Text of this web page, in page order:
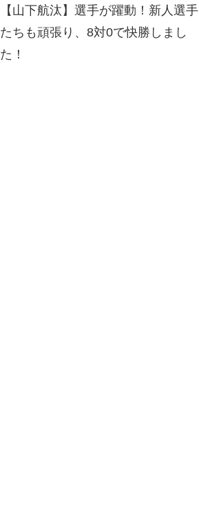
【山下航汰】選手が躍動！新人選手
たちも頑張り、8対0で快勝しまし
た！